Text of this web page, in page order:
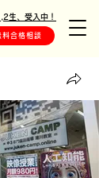
合格相談
生、受入中！